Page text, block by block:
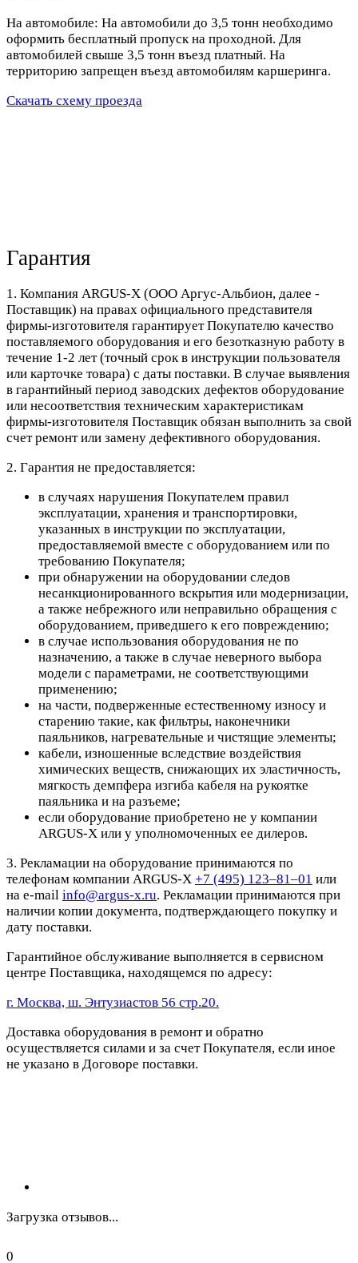
На автомобиле: На автомобили до 3,5 тонн необходимо
оформить бесплатный пропуск на проходной. Для
автомобилей свыше 3,5 тонн въезд платный. На
территорию запрещен въезд автомобилям каршеринга.
Скачать схему проезда
Гарантия
1. Компания ARGUS-X (ООО Аргус-Альбион, далее -
Поставщик) на правах официального представителя
фирмы-изготовителя гарантирует Покупателю качество
поставляемого оборудования и его безотказную работу в
течение 1-2 лет (точный срок в инструкции пользователя
или карточке товара) с даты поставки. В случае выявления
в гарантийный период заводских дефектов оборудование
или несоответствия техническим характеристикам
фирмы-изготовителя Поставщик обязан выполнить за свой
счет ремонт или замену дефективного оборудования.
2. Гарантия не предоставляется:
в случаях нарушения Покупателем правил
эксплуатации, хранения и транспортировки,
указанных в инструкции по эксплуатации,
предоставляемой вместе с оборудованием или по
требованию Покупателя;
при обнаружении на оборудовании следов
несанкционированного вскрытия или модернизации,
а также небрежного или неправильно обращения с
оборудованием, приведшего к его повреждению;
в случае использования оборудования не по
назначению, а также в случае неверного выбора
модели с параметрами, не соответствующими
применению;
на части, подверженные естественному износу и
старению такие, как фильтры, наконечники
паяльников, нагревательные и чистящие элементы;
кабели, изношенные вследствие воздействия
химических веществ, снижающих их эластичность,
мягкость демпфера изгиба кабеля на рукоятке
паяльника и на разъеме;
если оборудование приобретено не у компании
ARGUS-X или у уполномоченных ее дилеров.
3. Рекламации на оборудование принимаются по
телефонам компании ARGUS-X +7 (495) 123–81–01 или
на e-mail info@argus-x.ru. Рекламации принимаются при
наличии копии документа, подтверждающего покупку и
дату поставки.
Гарантийное обслуживание выполняется в сервисном
центре Поставщика, находящемся по адресу:
г. Москва, ш. Энтузиастов 56 стр.20.
Доставка оборудования в ремонт и обратно
осуществляется силами и за счет Покупателя, если иное
не указано в Договоре поставки.
Загрузка отзывов...
0